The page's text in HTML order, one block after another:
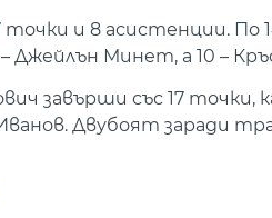
и 8 асистенции. По
– Джейлън Минет, а 10 –
завърши със 17
Двубоят заради